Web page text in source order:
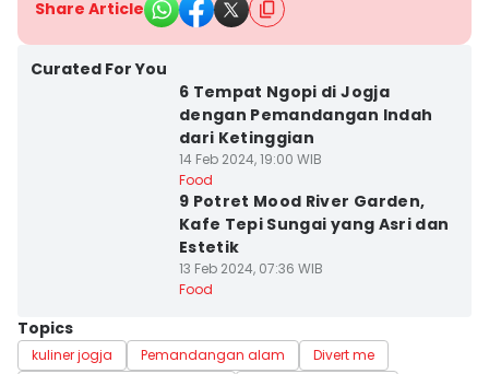
Share Article
Curated For You
6 Tempat Ngopi di Jogja
dengan Pemandangan Indah
dari Ketinggian
14 Feb 2024, 19:00 WIB
Food
9 Potret Mood River Garden,
Kafe Tepi Sungai yang Asri dan
Estetik
13 Feb 2024, 07:36 WIB
Food
Topics
kuliner jogja Pemandangan alam
Divert me